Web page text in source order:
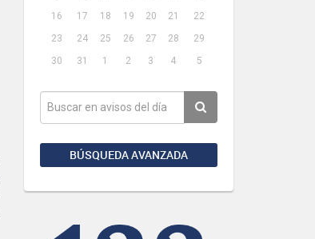
16
17 18 19 20 21
22
23
24 25 26 27 28
29
30
31 1 2 3 4 5
BÚSQUEDA AVANZADA